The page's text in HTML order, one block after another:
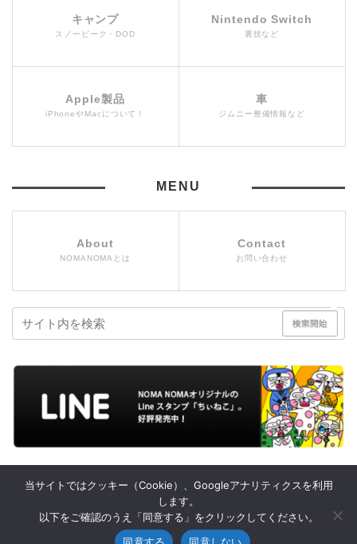
キャンプ
スノーピーク・DOD
Nintendo Switch
裏技など
Apple製品
iPhoneやMacについて！
車
ジムニー整備情報など
MENU
About
NOMANOMAとは
Contact
お問い合わせ
プライバシーポリシー お問い合わせ
当サイトではクッキー（Cookie）、Googleアナリティクスを利用
します。
以下をご確認のうえ「同意する」をクリックしてください。
同意する
同意しない